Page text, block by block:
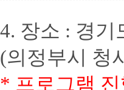
4. 장소 : 경
(의정부시 청
* 프로그램